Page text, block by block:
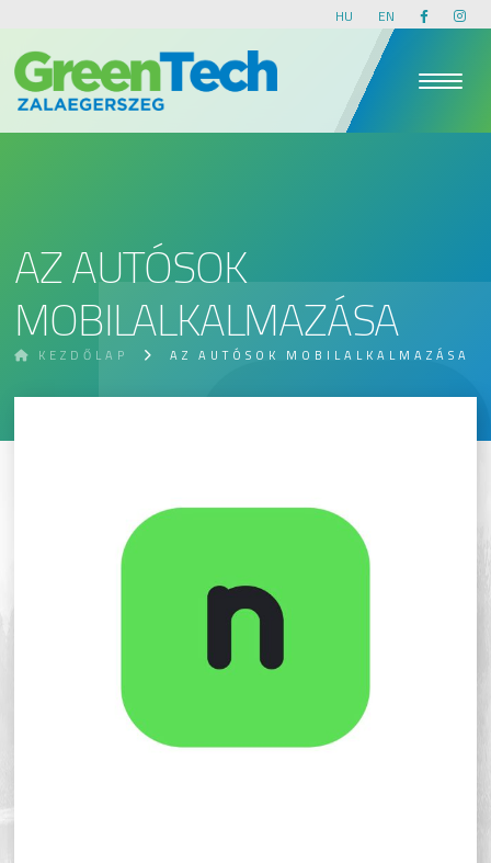
HU EN
AZ AUTÓSOK
MOBILALKALMAZÁSA
KEZDŐLAP AZ AUTÓSOK MOBILALKALMAZÁSA